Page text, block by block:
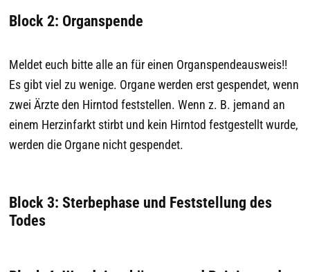
Block 2: Organspende
Meldet euch bitte alle an für einen Organspendeausweis!!
Es gibt viel zu wenige. Organe werden erst gespendet, wenn
zwei Ärzte den Hirntod feststellen. Wenn z. B. jemand an
einem Herzinfarkt stirbt und kein Hirntod festgestellt wurde,
werden die Organe nicht gespendet.
Block 3: Sterbephase und Feststellung des
Todes